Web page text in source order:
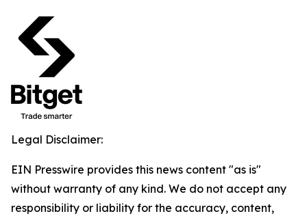
Legal Disclaimer:
EIN Presswire provides this news content "as is"
without warranty of any kind. We do not accept any
responsibility or liability for the accuracy, content,